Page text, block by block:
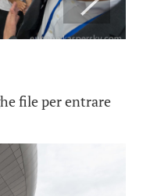
file per entrare